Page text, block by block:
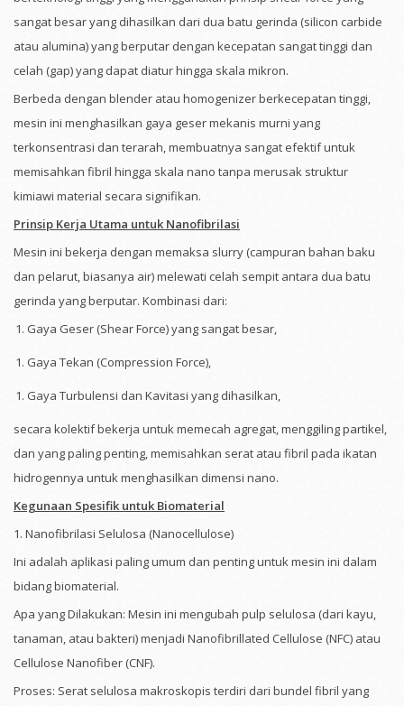
sangat besar yang dihasilkan dari dua batu gerinda (silicon carbide
atau alumina) yang berputar dengan kecepatan sangat tinggi dan
celah (gap) yang dapat diatur hingga skala mikron.
Berbeda dengan blender atau homogenizer berkecepatan tinggi,
mesin ini menghasilkan gaya geser mekanis murni yang
terkonsentrasi dan terarah, membuatnya sangat efektif untuk
memisahkan fibril hingga skala nano tanpa merusak struktur
kimiawi material secara signifikan.
Prinsip Kerja Utama untuk Nanofibrilasi
Mesin ini bekerja dengan memaksa slurry (campuran bahan baku
dan pelarut, biasanya air) melewati celah sempit antara dua batu
gerinda yang berputar. Kombinasi dari:
Gaya Geser (Shear Force) yang sangat besar,
Gaya Tekan (Compression Force),
Gaya Turbulensi dan Kavitasi yang dihasilkan,
secara kolektif bekerja untuk memecah agregat, menggiling partikel,
dan yang paling penting, memisahkan serat atau fibril pada ikatan
hidrogennya untuk menghasilkan dimensi nano.
Kegunaan Spesifik untuk Biomaterial
1. Nanofibrilasi Selulosa (Nanocellulose)
Ini adalah aplikasi paling umum dan penting untuk mesin ini dalam
bidang biomaterial.
Apa yang Dilakukan: Mesin ini mengubah pulp selulosa (dari kayu,
tanaman, atau bakteri) menjadi Nanofibrillated Cellulose (NFC) atau
Cellulose Nanofiber (CNF).
Proses: Serat selulosa makroskopis terdiri dari bundel fibril yang